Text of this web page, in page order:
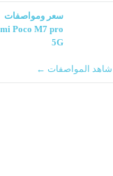
سعر ومواصفات
Poco M7 pro
5G
شاهد المواصفات ←